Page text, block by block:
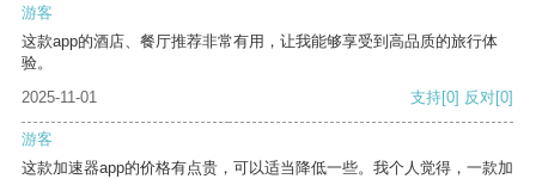
游客
这款app的酒店、餐厅推荐非常有用，让我能够享受到高品质的旅行体
验。
2025-11-01
支持[0] 反对[0]
游客
这款加速器app的价格有点贵，可以适当降低一些。我个人觉得，一款加